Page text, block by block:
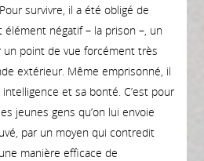
survivre, il a été obligé de
négatif – la prison –, un
un point de vue forcément très
extérieur. Même emprisonné, il
et sa bonté. C’est pour
jeunes gens qu’on lui envoie
par un moyen qui contredit
manière efficace de